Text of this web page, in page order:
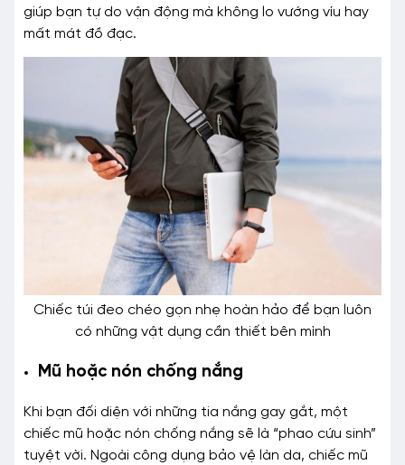
giúp bạn tự do vận động mà không lo vướng víu hay
mất mát đồ đạc.
Chiếc túi đeo chéo gọn nhẹ hoàn hảo để bạn luôn
có những vật dụng cần thiết bên mình
Mũ hoặc nón chống nắng
Khi bạn đối diện với những tia nắng gay gắt, một
chiếc mũ hoặc nón chống nắng sẽ là “phao cứu sinh”
tuyệt vời. Ngoài công dụng bảo vệ làn da, chiếc mũ